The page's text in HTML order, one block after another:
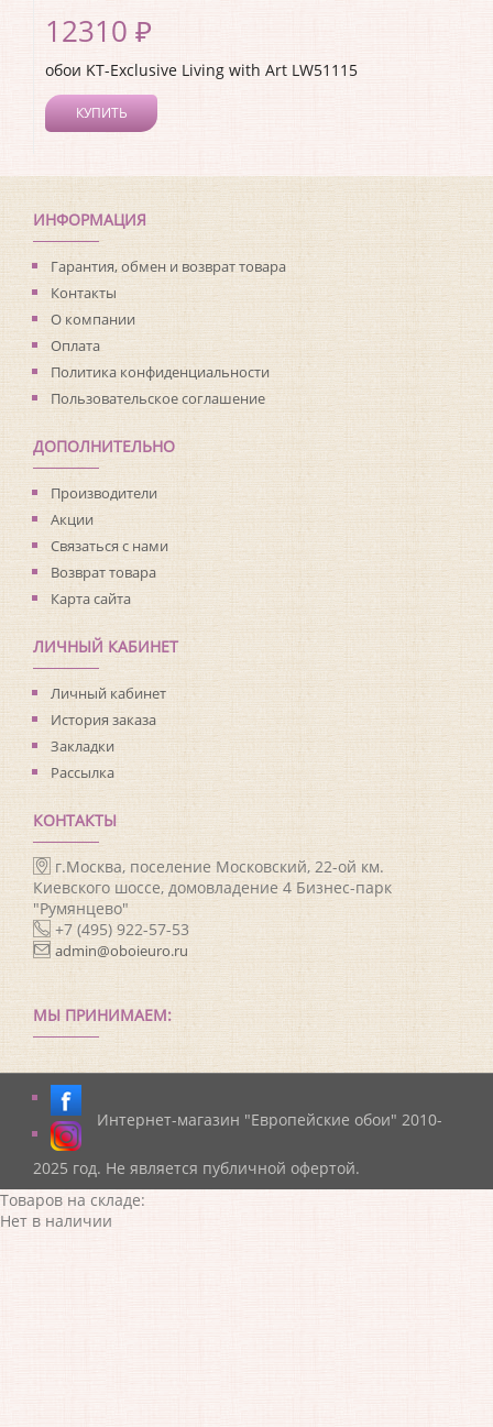
12310 ₽
обои KT-Exclusive Living with Art LW51115
КУПИТЬ
Длина рулона:
8.23
Ширина рулона: 0.68
Материал покрытия:Виниловое
Страна:США
Материал основы:
Флизелин
Раппорт:<>
ИНФОРМАЦИЯ
Гарантия, обмен и возврат товара
Контакты
О компании
Оплата
Политика конфиденциальности
Пользовательское соглашение
ДОПОЛНИТЕЛЬНО
Производители
Акции
Связаться с нами
Возврат товара
Карта сайта
ЛИЧНЫЙ КАБИНЕТ
Личный кабинет
История заказа
Закладки
Рассылка
КОНТАКТЫ
г.Москва, поселение Московский, 22-ой км.
Киевского шоссе, домовладение 4 Бизнес-парк
"Румянцево"
+7 (495) 922-57-53
admin@oboieuro.ru
МЫ ПРИНИМАЕМ:
Интернет-магазин "Европейские обои" 2010-
2025 год. Не является публичной офертой.
Товаров на складе:
Нет в наличии